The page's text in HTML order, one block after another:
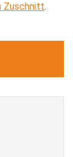
Zuschnitt.